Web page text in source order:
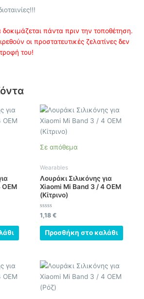
πάντα πριν την τοποθέτηση.
οι προστατευτικές ζελατίνες δεν
του!
Σε απόθεμα
Wearables
Λουράκι Σιλικόνης για
Xiaomi Mi Band 3 / 4 OEM
(Κίτρινο)
Βαθμολογήθηκε
με
0
από
1,18 €
Προσθήκη στο καλάθι